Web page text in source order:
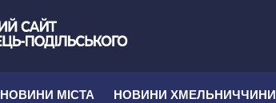
НОВИНИ МІСТА НОВИНИ ХМЕЛЬНИЧЧИНИ